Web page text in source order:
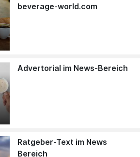
beverage-world.com
Advertorial im News-Bereich
Ratgeber-Text im News
Bereich